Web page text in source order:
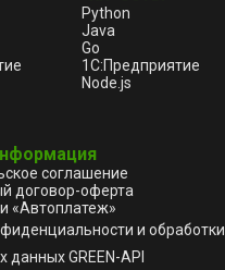
Python
Java
Go
1С:Предприятие
Node.js
соглашение
договор-оферта
«Автоплатеж»
и обработки
данных GREEN-API